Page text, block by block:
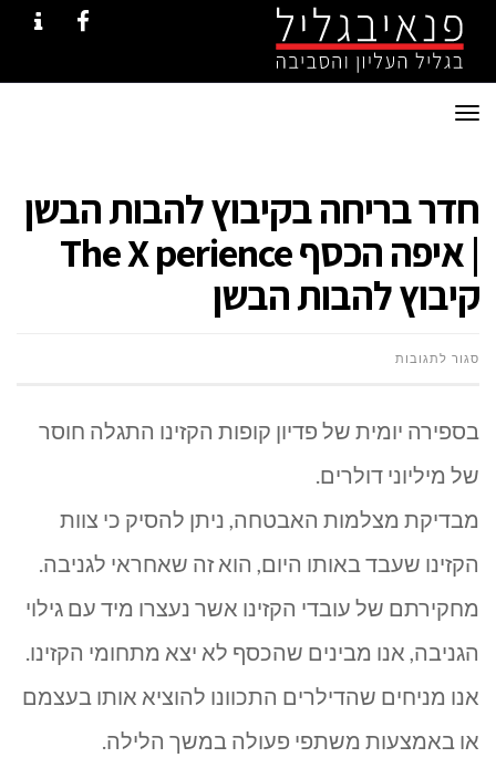
תפריט
חדר בריחה בקיבוץ להבות הבשן
| איפה הכסף The X perience
קיבוץ להבות הבשן
סגור לתגובותעל
הבשן
|
איפה
הכסף
בספירה יומית של פדיון קופות הקזינו התגלה חוסר
של מיליוני דולרים.
מבדיקת מצלמות האבטחה, ניתן להסיק כי צוות
הקזינו שעבד באותו היום, הוא זה שאחראי לגניבה.
מחקירתם של עובדי הקזינו אשר נעצרו מיד עם גילוי
הגניבה, אנו מבינים שהכסף לא יצא מתחומי הקזינו.
אנו מניחים שהדילרים התכוונו להוציא אותו בעצמם
או באמצעות משתפי פעולה במשך הלילה.